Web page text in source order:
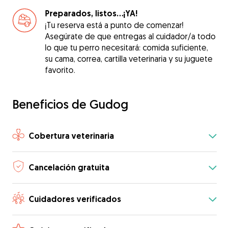
Preparados, listos...¡YA!
¡Tu reserva está a punto de comenzar!
Asegúrate de que entregas al cuidador/a todo
lo que tu perro necesitará: comida suficiente,
su cama, correa, cartilla veterinaria y su juguete
favorito.
Beneficios de Gudog
Cobertura veterinaria
Cancelación gratuita
Cuidadores verificados